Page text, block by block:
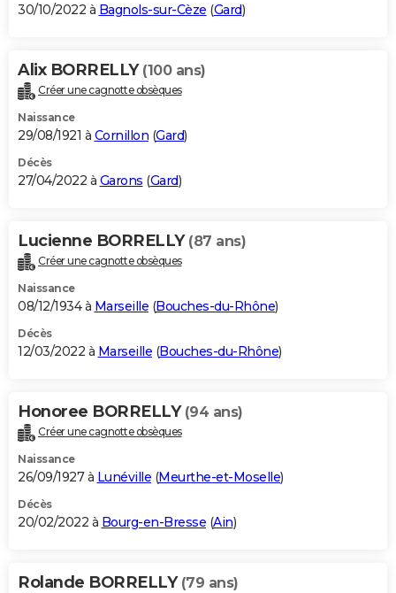
30/10/2022 à Bagnols-sur-Cèze (Gard)
Alix BORRELLY (100 ans)
Créer une cagnotte obsèques
Naissance
29/08/1921 à Cornillon (Gard)
Décès
27/04/2022 à Garons (Gard)
Lucienne BORRELLY (87 ans)
Créer une cagnotte obsèques
Naissance
08/12/1934 à Marseille (Bouches-du-Rhône)
Décès
12/03/2022 à Marseille (Bouches-du-Rhône)
Honoree BORRELLY (94 ans)
Créer une cagnotte obsèques
Naissance
26/09/1927 à Lunéville (Meurthe-et-Moselle)
Décès
20/02/2022 à Bourg-en-Bresse (Ain)
Rolande BORRELLY (79 ans)